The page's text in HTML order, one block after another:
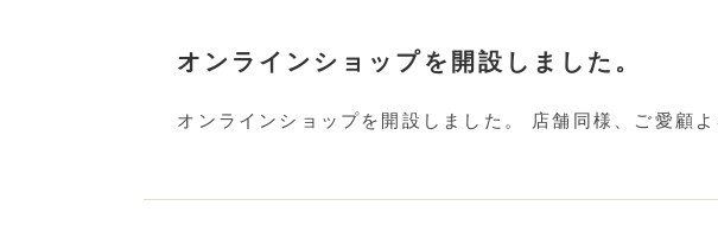
オンラインショップを開設しました。
オンラインショップを開設しました。 店舗同様、ご愛顧よ